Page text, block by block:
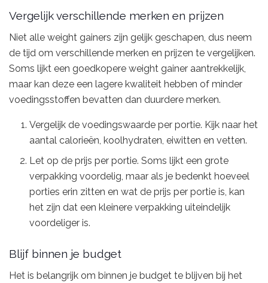
Vergelijk verschillende merken en prijzen
Niet alle weight gainers zijn gelijk geschapen, dus neem
de tijd om verschillende merken en prijzen te vergelijken.
Soms lijkt een goedkopere weight gainer aantrekkelijk,
maar kan deze een lagere kwaliteit hebben of minder
voedingsstoffen bevatten dan duurdere merken.
Vergelijk de voedingswaarde per portie. Kijk naar het
aantal calorieën, koolhydraten, eiwitten en vetten.
Let op de prijs per portie. Soms lijkt een grote
verpakking voordelig, maar als je bedenkt hoeveel
porties erin zitten en wat de prijs per portie is, kan
het zijn dat een kleinere verpakking uiteindelijk
voordeliger is.
Blijf binnen je budget
Het is belangrijk om binnen je budget te blijven bij het